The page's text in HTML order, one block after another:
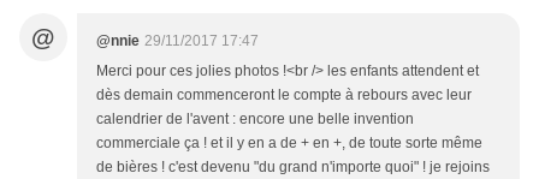
@ @nnie 29/11/2017 17:47
Merci pour ces jolies photos !<br /> les enfants attendent et
dès demain commenceront le compte à rebours avec leur
calendrier de l'avent : encore une belle invention
commerciale ça ! et il y en a de + en +, de toute sorte même
de bières ! c'est devenu "du grand n'importe quoi" ! je rejoins